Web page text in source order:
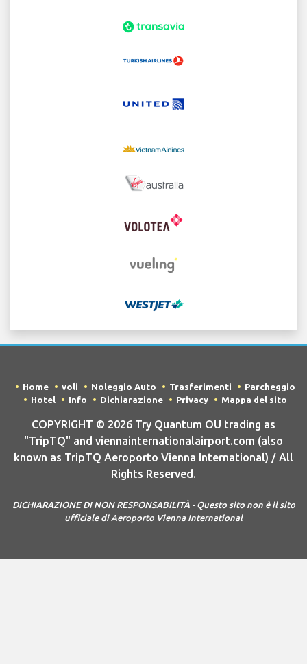
Home voli Noleggio Auto Trasferimenti
Parcheggio
Hotel
Info Dichiarazione Privacy Mappa del sito
COPYRIGHT © 2026 Try Quantum OU trading as
"TripTQ" and viennainternationalairport.com (also
known as TripTQ Aeroporto Vienna International) / All
Rights Reserved.
DICHIARAZIONE DI NON RESPONSABILITÀ - Questo sito non è il sito
ufficiale di Aeroporto Vienna International